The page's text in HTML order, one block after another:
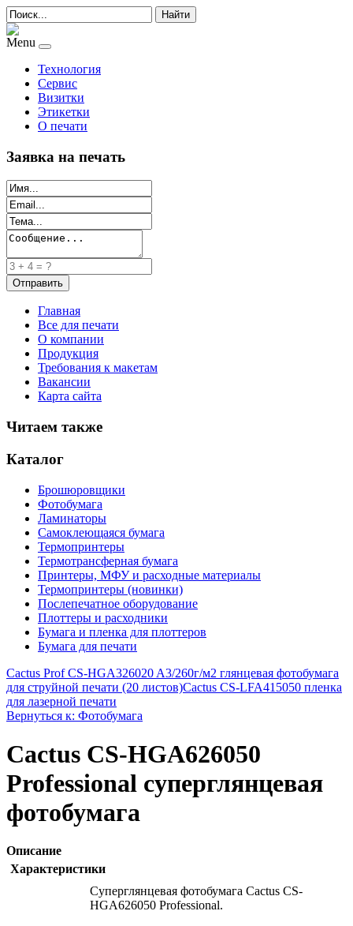
Найти
Menu
Технология
Сервис
Визитки
Этикетки
О печати
Заявка на печать
Главная
Все для печати
О компании
Продукция
Требования к макетам
Вакансии
Карта сайта
Читаем также
Каталог
Брошюровщики
Фотобумага
Ламинаторы
Самоклеющаяся бумага
Термопринтеры
Термотрансферная бумага
Принтеры, МФУ и расходные материалы
Термопринтеры (новинки)
Послепечатное оборудование
Плоттеры и расходники
Бумага и пленка для плоттеров
Бумага для печати
Cactus Prof CS-HGA326020 A3/260г/м2 глянцевая фотобумага
для струйной печати (20 листов)Cactus CS-LFA415050 пленка
для лазерной печати
Вернуться к: Фотобумага
Cactus CS-HGA626050
Professional суперглянцевая
фотобумага
Описание
Характеристики
Суперглянцевая фотобумага Cactus CS-
HGA626050 Professional.